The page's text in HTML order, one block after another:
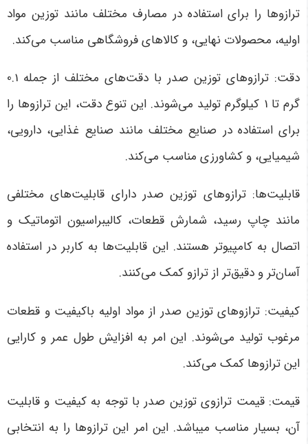
ترازوها را برای استفاده در مصارف مختلف مانند توزین مواد
اولیه، محصولات نهایی، و کالاهای فروشگاهی مناسب می‌کند.
دقت: ترازوهای توزین صدر با دقت‌های مختلف از جمله 0.1
گرم تا 1 کیلوگرم تولید می‌شوند. این تنوع دقت، این ترازوها را
برای استفاده در صنایع مختلف مانند صنایع غذایی، دارویی،
شیمیایی، و کشاورزی مناسب می‌کند.
قابلیت‌ها: ترازوهای توزین صدر دارای قابلیت‌های مختلفی
مانند چاپ رسید، شمارش قطعات، کالیبراسیون اتوماتیک و
اتصال به کامپیوتر هستند. این قابلیت‌ها به کاربر در استفاده
آسان‌تر و دقیق‌تر از ترازو کمک می‌کنند.
کیفیت: ترازوهای توزین صدر از مواد اولیه باکیفیت و قطعات
مرغوب تولید می‌شوند. این امر به افزایش طول عمر و کارایی
این ترازوها کمک می‌کند.
قیمت: قیمت ترازوی توزین صدر با توجه به کیفیت و قابلیت‌
آن، بسیار مناسب می­باشد. این امر این ترازوها را به انتخابی